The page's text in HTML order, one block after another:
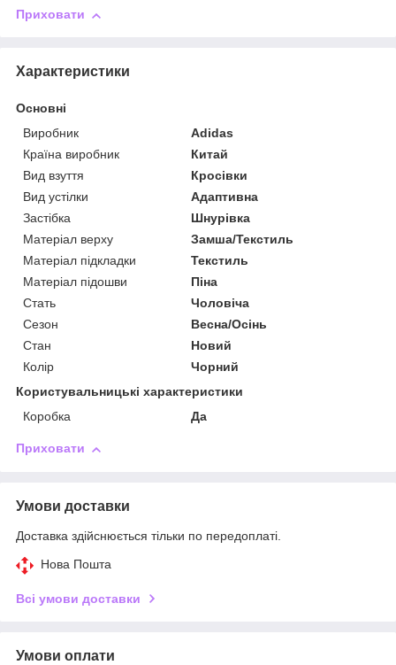
Приховати
Характеристики
Основні
Виробник
Adidas
Країна виробник
Китай
Вид взуття
Кросівки
Вид устілки
Адаптивна
Застібка
Шнурівка
Матеріал верху
Замша/Текстиль
Матеріал підкладки
Текстиль
Матеріал підошви
Піна
Стать
Чоловіча
Сезон
Весна/Осінь
Стан
Новий
Колір
Чорний
Користувальницькі характеристики
Коробка
Да
Приховати
Умови доставки
Доставка здійснюється тільки по передоплаті.
Нова Пошта
Всі умови доставки
Умови оплати